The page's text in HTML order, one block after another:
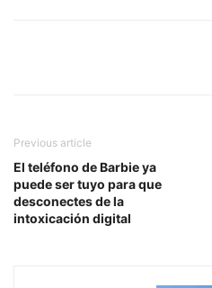
Previous article
El teléfono de Barbie ya
puede ser tuyo para que
desconectes de la
intoxicación digital